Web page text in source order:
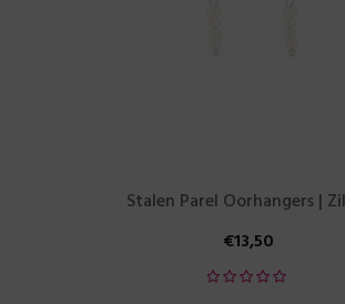
Stalen Parel Oorhangers |
€13,50